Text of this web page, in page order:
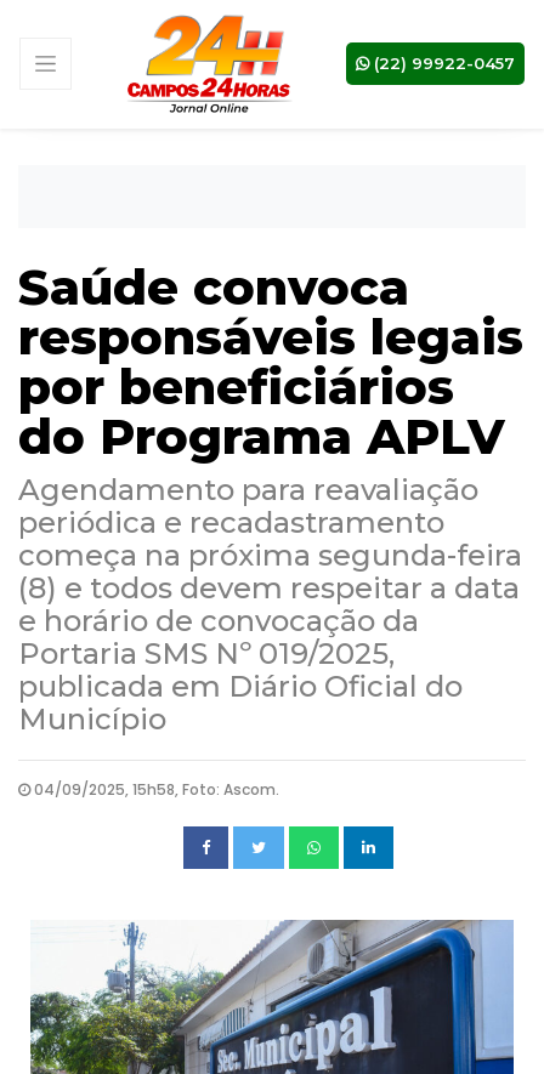
(22) 99922-0457
Saúde convoca
responsáveis legais
por beneficiários
do Programa APLV
Agendamento para reavaliação
periódica e recadastramento
começa na próxima segunda-feira
(8) e todos devem respeitar a data
e horário de convocação da
Portaria SMS Nº 019/2025,
publicada em Diário Oficial do
Município
04/09/2025, 15h58, Foto: Ascom.